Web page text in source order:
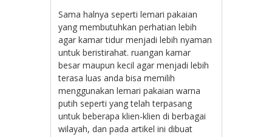
Sama halnya seperti lemari pakaian
yang membutuhkan perhatian lebih
agar kamar tidur menjadi lebih nyaman
untuk beristirahat. ruangan kamar
besar maupun kecil agar menjadi lebih
terasa luas anda bisa memilih
menggunakan lemari pakaian warna
putih seperti yang telah terpasang
untuk beberapa klien-klien di berbagai
wilayah, dan pada artikel ini dibuat